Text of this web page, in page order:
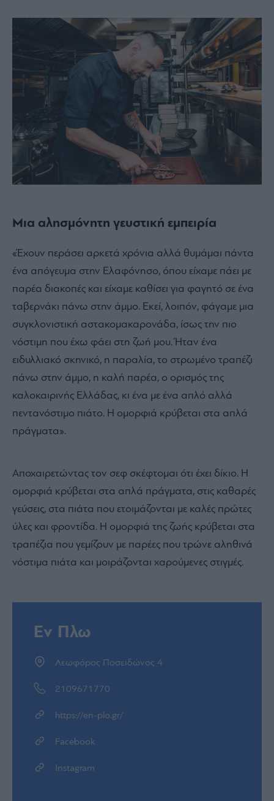
Μια αλησμόνητη γευστική εμπειρία
«Έχουν περάσει αρκετά χρόνια αλλά θυμάμαι πάντα
ένα απόγευμα στην Ελαφόνησο, όπου είχαμε πάει με
παρέα διακοπές και είχαμε καθίσει για φαγητό σε ένα
ταβερνάκι πάνω στην άμμο. Εκεί, λοιπόν, φάγαμε μια
συγκλονιστική αστακομακαρονάδα, ίσως την πιο
νόστιμη που έχω φάει στη ζωή μου. Ήταν ένα
ειδυλλιακό σκηνικό, η παραλία, το στρωμένο τραπέζι
πάνω στην άμμο, η καλή παρέα, ο ορισμός της
καλοκαιρινής Ελλάδας, κι ένα με ένα απλό αλλά
πεντανόστιμο πιάτο. Η ομορφιά κρύβεται στα απλά
πράγματα».
Αποχαιρετώντας τον σεφ σκέφτομαι ότι έχει δίκιο. Η
ομορφιά κρύβεται στα απλά πράγματα, στις καθαρές
γεύσεις, στα πιάτα που ετοιμάζονται με καλές πρώτες
ύλες και φροντίδα. Η ομορφιά της ζωής κρύβεται στα
τραπέζια που γεμίζουν με παρέες που τρώνε αληθινά
νόστιμα πιάτα και μοιράζονται χαρούμενες στιγμές.
Εν Πλω
Λεωφόρος Ποσειδώνος 4
2109671770
https://en-plo.gr/
Facebook
Instagram